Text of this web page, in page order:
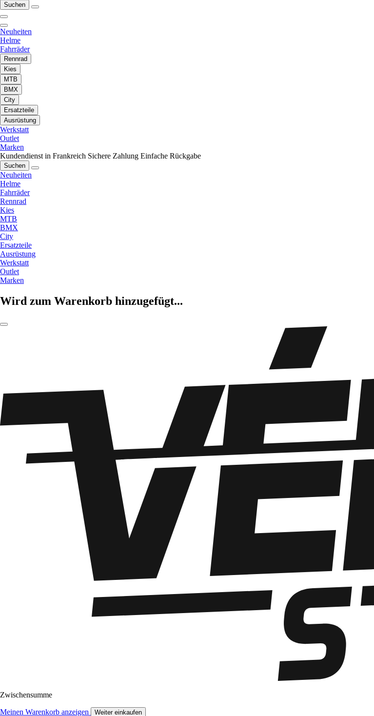
Suchen
Neuheiten
Helme
Fahrräder
Rennrad
Kies
MTB
BMX
City
Ersatzteile
Ausrüstung
Werkstatt
Outlet
Marken
Kundendienst in Frankreich Sichere Zahlung Einfache Rückgabe
Suchen
Neuheiten
Helme
Fahrräder
Rennrad
Kies
MTB
BMX
City
Ersatzteile
Ausrüstung
Werkstatt
Outlet
Marken
Wird zum Warenkorb hinzugefügt...
Zwischensumme
Meinen Warenkorb anzeigen Weiter einkaufen